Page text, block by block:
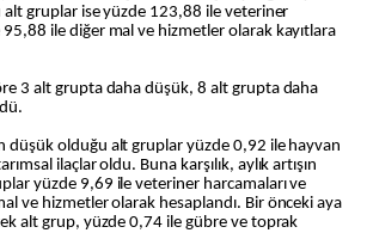
alt gruplar ise yüzde 123,88 ile veteriner
95,88 ile diğer mal ve hizmetler olarak kayıtlara
3 alt grupta daha düşük, 8 alt grupta daha
düşük olduğu alt gruplar yüzde 0,92 ile hayvan
ilaçlar oldu. Buna karşılık, aylık artışın
yüzde 9,69 ile veteriner harcamaları ve
ve hizmetler olarak hesaplandı. Bir önceki aya
alt grup, yüzde 0,74 ile gübre ve toprak